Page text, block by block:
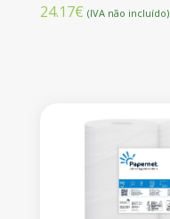
24.17€ (IVA não incluído)